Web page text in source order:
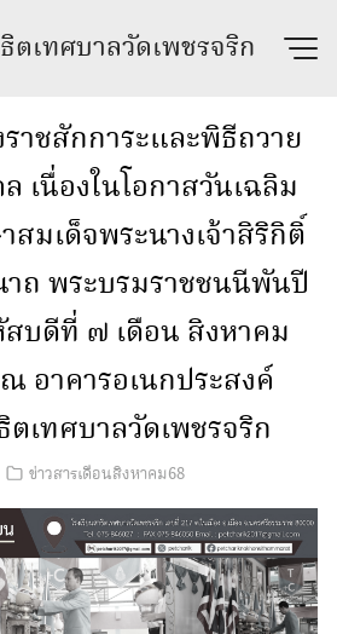
ตเทศบาลวัดเพชรจริก
าชสักการะและพิธีถวาย
เนื่องในโอกาสวันเฉลิม
มเด็จพระนางเจ้าสิริกิติ์
ถ พระบรมราชชนนีพันปี
บดีที่ ๗ เดือน สิงหาคม
อาคารอเนกประสงค์
ตเทศบาลวัดเพชรจริก
ข่าวสารเดือนสิงหาคม68